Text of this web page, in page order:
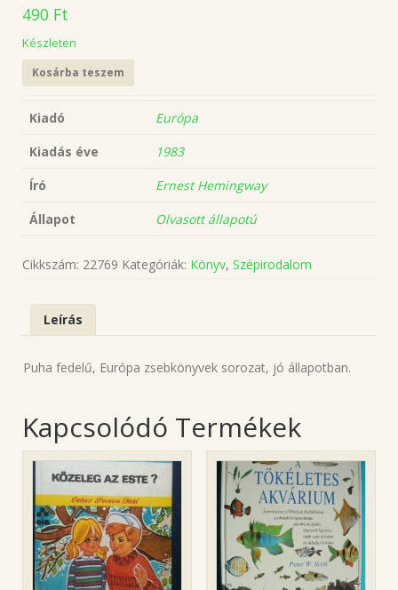
490 Ft
Készleten
Kosárba teszem
Kiadó
Európa
Kiadás éve
1983
Író
Ernest Hemingway
Állapot
Olvasott állapotú
Cikkszám: 22769 Kategóriák: Könyv, Szépirodalom
Leírás
Puha fedelű, Európa zsebkönyvek sorozat, jó állapotban.
Kapcsolódó Termékek